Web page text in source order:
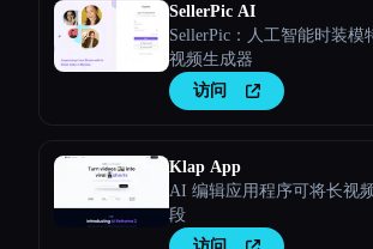
SellerPic AI
SellerPic：人工智能时装模
视频生成器
访问
Klap App
AI 编辑应用程序可将长视
段